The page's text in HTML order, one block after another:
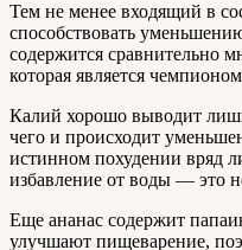
Тем не менее входящий в
способствовать
содержится сравнительно
которая является
Калий хорошо выводит
чего и происходит
истинном похудении вряд
избавление от воды — это
Еще ананас содержит
улучшают пищеварение,